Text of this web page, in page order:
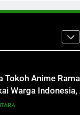
Tokoh Anime Ramai
Warga Indonesia,
Doraemon
Lagi Pajak
Diterapkan di